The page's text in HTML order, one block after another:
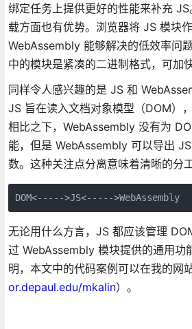
绑定任务上提供更好的性能来补充
载方面也有优势。浏览器将 JS 模块
WebAssembly 能够解决的低效率问
中的模块是紧凑的二进制格式，可加
同样令人感兴趣的是 JS 和
JS 旨在读入文档对象模型（DOM）
相比之下，WebAssembly 没有为
能，但是 WebAssembly 可以导出
数。这种关注点分离意味着清晰的分工
DOM<----->JS<----->WebAssembly
无论用什么方言，JS 都应该管理
过 WebAssembly 模块提供的通用功
明，本文中的代码案例可以在我的网
or.depaul.edu/mkalin）。